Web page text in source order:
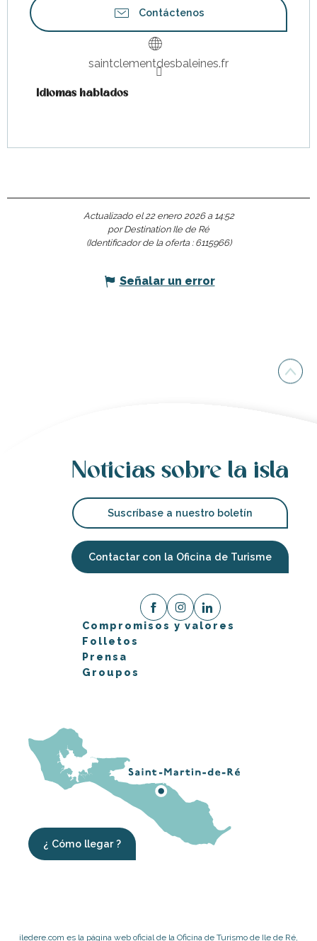
Contáctenos
saintclementdesbaleines.fr
Idiomas hablados
Idiomas hablados
Actualizado el 22 enero 2026 a 14:52
por Destination Ile de Ré
(Identificador de la oferta : 6115966)
Señalar un error
Noticias sobre la isla
Suscríbase a nuestro boletín
Contactar con la Oficina de Turisme
Compromisos y valores
Folletos
Prensa
Groupos
¿ Cómo llegar ?
iledere.com es la página web oficial de la Oficina de Turismo de Ile de Ré,